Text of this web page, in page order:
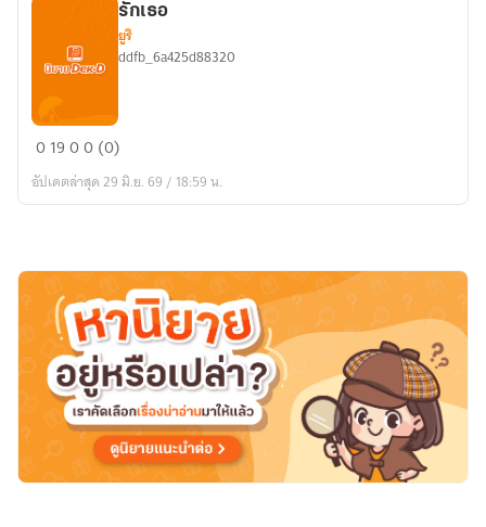
รัก
รักเธอ
ยูริ
ddfb_6a425d88320
01900 (0)
อัปเดตล่าสุด 29 มิ.ย. 69 / 18:59 น.